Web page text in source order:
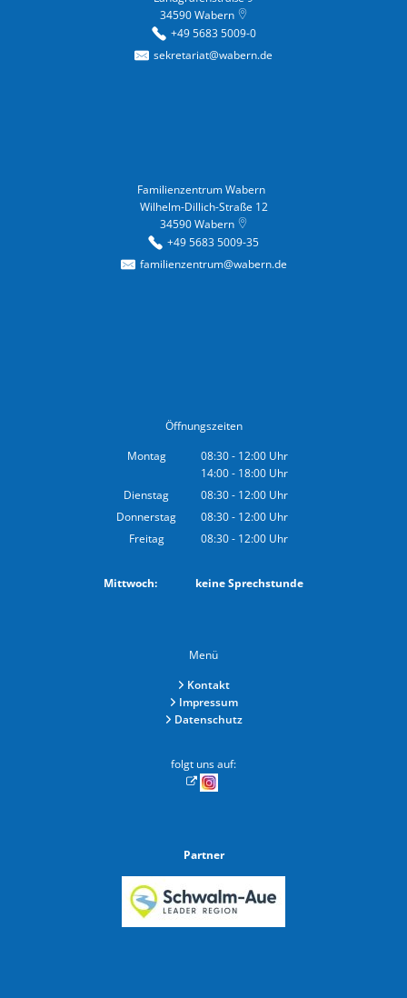
34590 Wabern
+49 5683 5009-0
sekretariat@wabern.de
Familienzentrum Wabern
Wilhelm-Dillich-Straße 12
34590 Wabern
+49 5683 5009-35
familienzentrum@wabern.de
Öffnungszeiten
Montag
08:30- 12:00 Uhr
Von 08:30 bis 12:00 Uhr
14:00- 18:00 Uhr
Von 14:00 bis 18:00 Uhr
Dienstag 08:30- 12:00 Uhr
Von 08:30 bis 12:00 Uhr
Donnerstag 08:30- 12:00 Uhr
Von 08:30 bis 12:00 Uhr
Freitag 08:30- 12:00 Uhr
Mittwoch: keine Sprechstunde
Menü
Kontakt
Impressum
Datenschutz
folgt uns auf:
Partner